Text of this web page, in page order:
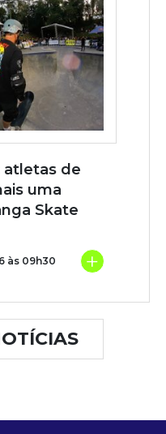
atletas de
uma
Skate
às 09h30 +